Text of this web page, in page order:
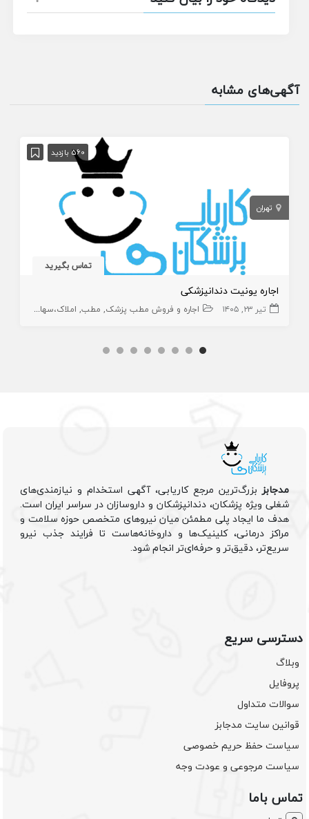
آگهی‌های مشابه
560 بازدید
تهران
تماس بگیرید
اجاره یونیت دندانپزشکی
تیر ۲۳, ۱۴۰۵ اجاره و فروش مطب پزشک مطب املاک،سهام و امتیاز
مدجابزبزرگ‌ترین مرجع کاریابی، آگهی استخدام و نیازمندی‌های
شغلی ویژه پزشکان، دندانپزشکان و داروسازان در سراسر ایران است.
هدف ما ایجاد پلی مطمئن میان نیروهای متخصص حوزه سلامت و
مراکز درمانی، کلینیک‌ها و داروخانه‌هاست تا فرایند جذب نیرو
سریع‌تر، دقیق‌تر و حرفه‌ای‌تر انجام شود.
دسترسی سریع
وبلاگ
پروفایل
سوالات متداول
قوانین سایت مدجابز
سیاست حفظ حریم خصوصی
سیاست مرجوعی و عودت وجه
تماس باما